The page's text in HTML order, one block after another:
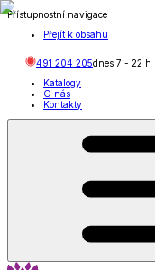
Přístupnostní navigace
Přejít k obsahu
491 204 205dnes 7 - 22 h
Katalogy
O nás
Kontakty